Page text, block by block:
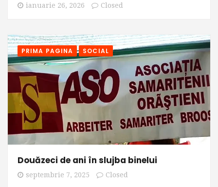
ianuarie 26, 2026 Closed
PRIMA PAGINA SOCIAL
Douăzeci de ani în slujba binelui
septembrie 7, 2025 Closed